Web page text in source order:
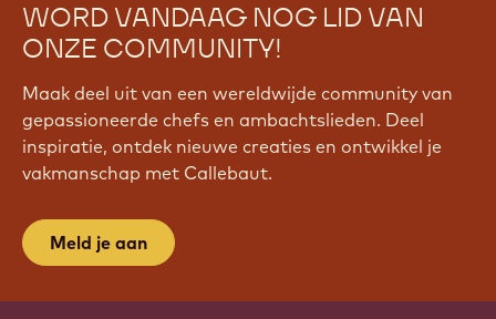
WORD VANDAAG NOG LID VAN
ONZE COMMUNITY!
Maak deel uit van een wereldwijde community van
gepassioneerde chefs en ambachtslieden. Deel
inspiratie, ontdek nieuwe creaties en ontwikkel je
vakmanschap met Callebaut.
Meld je aan